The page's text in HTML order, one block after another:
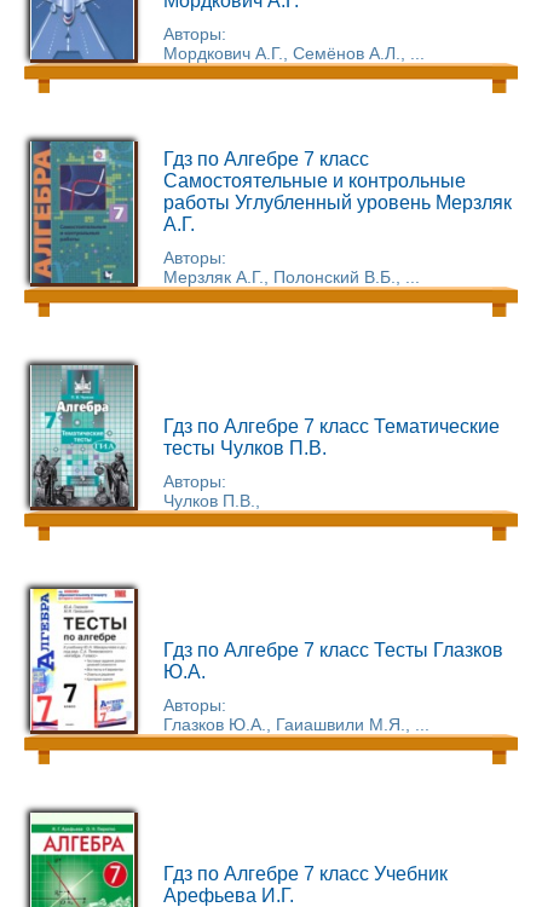
Авторы:
Мордкович А.Г., Семёнов А.Л., ...
Гдз по Алгебре 7 класс
Самостоятельные и контрольные
работы Углубленный уровень Мерзляк
А.Г.
Авторы:
Мерзляк А.Г., Полонский В.Б., ...
Гдз по Алгебре 7 класс Тематические
тесты Чулков П.В.
Авторы:
Чулков П.В.,
Гдз по Алгебре 7 класс Тесты Глазков
Ю.А.
Авторы:
Глазков Ю.А., Гаиашвили М.Я., ...
Гдз по Алгебре 7 класс Учебник
Арефьева И.Г.